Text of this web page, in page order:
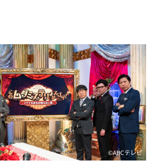
ですけど・・・
ークバラエティ！～ やすとものいたっ
スクープ
り
Z塚田×福井アナ「なんでやねん！？」
えり）
～きょうの献立 何にする？～
ンなり！シーズン２
旅サラダ
ースライブ 正義のミカタ
©ABCテレビ